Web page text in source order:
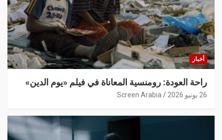
أخبار
راحة العودة: رومنسية المعاناة في فيلم «يوم الدين»
26 يونيو 2026 Screen Arabia